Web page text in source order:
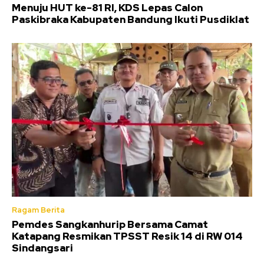
Menuju HUT ke-81 RI, KDS Lepas Calon
Paskibraka Kabupaten Bandung Ikuti Pusdiklat
Ragam Berita
Pemdes Sangkanhurip Bersama Camat
Katapang Resmikan TPSST Resik 14 di RW 014
Sindangsari